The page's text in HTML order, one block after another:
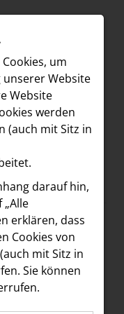
um
Website
Website
werden
(auch mit Sitz in
darauf hin,
„Alle
erklären, dass
Cookies von
mit Sitz in
Sie können